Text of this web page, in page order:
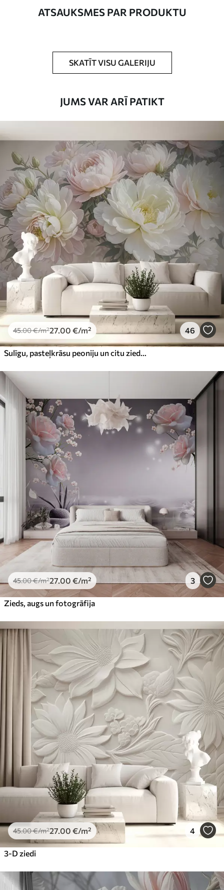
Tapetes var viegli notīrīt ar mīkstu sūkli.
Tapetes ar lakas pārklājumu var tīrīt ar
Viengabala lietojums
Pieejamie materiāli
Standarts
45 .0027.00 € /m²
Premium
56.6734 .00€/m²
Premium vinils
65.0039.00€/m²
Peel and Stick
.99€/m²
ATSAUKSMES PAR PRODUKTU
SKATĪT VISU GALERIJU
JUMS VAR ARĪ PATIKT
45.00€/m²27 .00 €/m² 46
45.00€/m²27 .00 €/m² 3
Zieds, augs un fotogrāfija
45.00€/m²27 .00 €/m² 4
3-D ziedi